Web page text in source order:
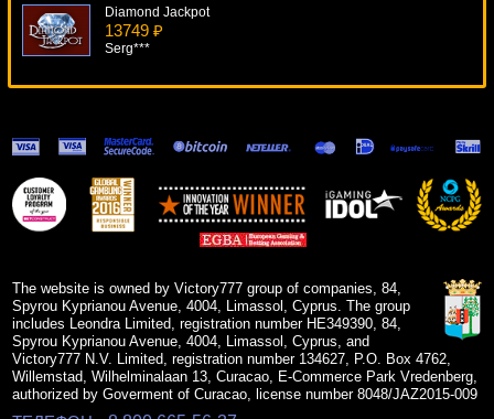
Diamond Jackpot
13749 ₽
Serg***
Subtopia
5658 ₽
mgarkunov***
Creature From The Black Lagoon
The website is owned by Victory777 group of companies, 84,
Spyrou Kyprianou Avenue, 4004, Limassol, Cyprus. The group
includes Leondra Limited, registration number HE349390, 84,
Spyrou Kyprianou Avenue, 4004, Limassol, Cyprus, and
Victory777 N.V. Limited, registration number 134627, P.O. Box 4762,
Willemstad, Wilhelminalaan 13, Curacao, E-Commerce Park Vredenberg,
authorized by Goverment of Curacao, license number 8048/JAZ2015-009